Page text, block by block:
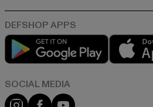
Play
Instagram
FacebookYouTube